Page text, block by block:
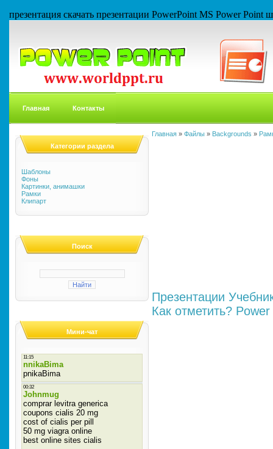
презентация скачать презентации PowerPoint MS Power
Главная Контакты
Категории раздела
Шаблоны
Фоны
Картинки, анимашки
Рамки
Клипарт
Поиск
Мини-чат
Главная » Файлы » Backgrounds »
Презентации
Как отметить?